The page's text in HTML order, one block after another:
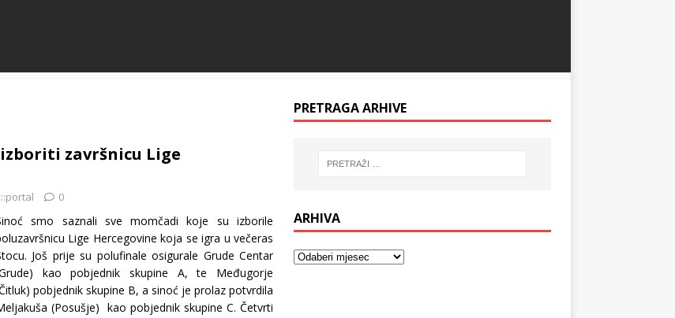
završnicu Lige
0
smo saznali sve momčadi koje su izborile
Lige Hercegovine koja se igra u večeras
Još prije su polufinale osigurale Grude Centar
kao pobjednik skupine A, te Međugorje
pobjednik skupine B, a sinoć je prolaz potvrdila
(Posušje) kao pobjednik skupine C. Četvrti
PRETRAGA ARHIVE
ARHIVA